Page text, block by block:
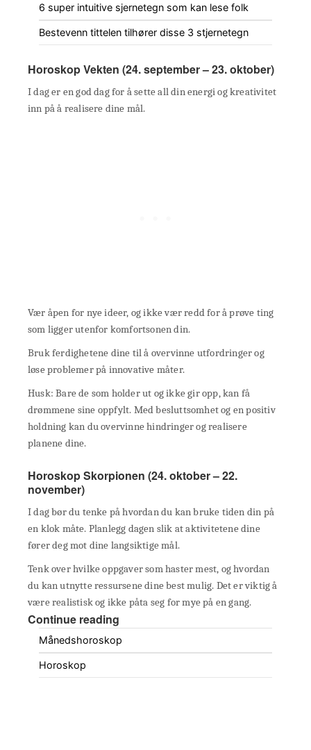
6 super intuitive sjernetegn som kan lese folk
Bestevenn tittelen tilhører disse 3 stjernetegn
Horoskop Vekten (24. september – 23. oktober)
I dag er en god dag for å sette all din energi og kreativitet
inn på å realisere dine mål.
Vær åpen for nye ideer, og ikke vær redd for å prøve ting
som ligger utenfor komfortsonen din.
Bruk ferdighetene dine til å overvinne utfordringer og
løse problemer på innovative måter.
Husk: Bare de som holder ut og ikke gir opp, kan få
drømmene sine oppfylt. Med besluttsomhet og en positiv
holdning kan du overvinne hindringer og realisere
planene dine.
Horoskop Skorpionen (24. oktober – 22.
november)
I dag bør du tenke på hvordan du kan bruke tiden din på
en klok måte. Planlegg dagen slik at aktivitetene dine
fører deg mot dine langsiktige mål.
Tenk over hvilke oppgaver som haster mest, og hvordan
du kan utnytte ressursene dine best mulig. Det er viktig å
være realistisk og ikke påta seg for mye på en gang.
Continue reading
Månedshoroskop
Horoskop